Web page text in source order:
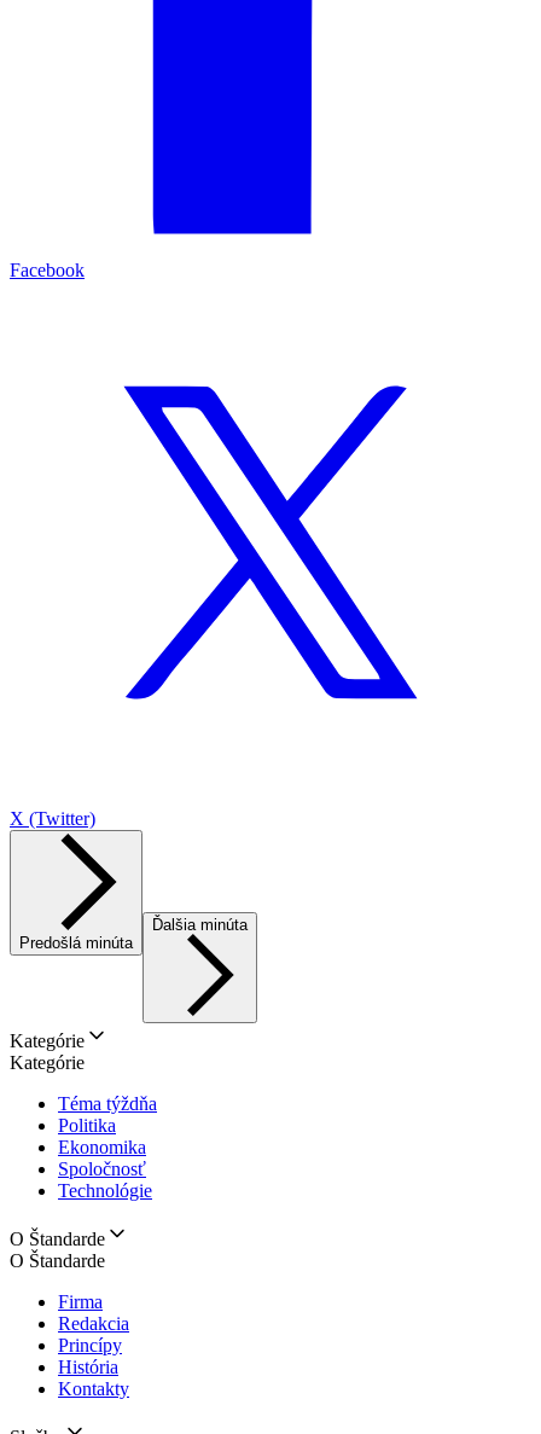
Facebook
X (Twitter)
Predošlá minúta
Ďalšia minúta
Kategórie
Kategórie
Téma týždňa
Politika
Ekonomika
Spoločnosť
Technológie
O Štandarde
O Štandarde
Firma
Redakcia
Princípy
História
Kontakty